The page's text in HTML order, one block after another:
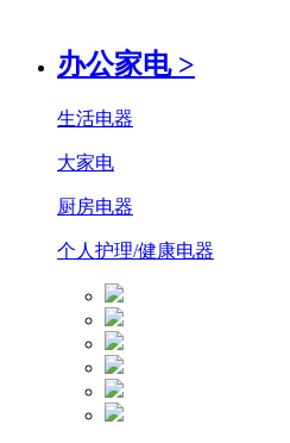
办公家电 >
生活电器
大家电
厨房电器
个人护理/健康电器